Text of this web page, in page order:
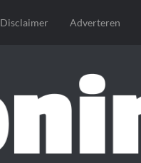
Disclaimer Adverteren